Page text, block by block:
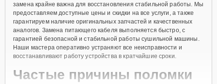
замена крайне важна для восстановления стабильной работы. Мы
предоставляем доступные цены и скидки на все услуги, а также
гарантируем наличие оригинальных запчастей и качественных
аналогов. Замена питающего кабеля выполняется быстро, с
гарантией безопасной и стабильной работы сушильной машины.
Наши мастера оперативно устраняют все неисправности и
восстанавливают работу устройства в кратчайшие сроки.
Частые причины поломки